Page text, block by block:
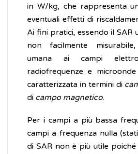
in W/kg, che rappresenta
eventuali effetti di
Ai fini pratici, essendo il SAR
non facilmente misurabile,
umana ai campi
radiofrequenze e
caratterizzata in termini di
di campo magnetico.
Per i campi a più bassa
campi a frequenza nulla
di SAR non è più utile